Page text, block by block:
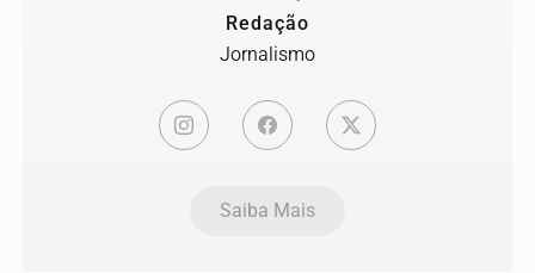
Redação
Jornalismo
Saiba Mais